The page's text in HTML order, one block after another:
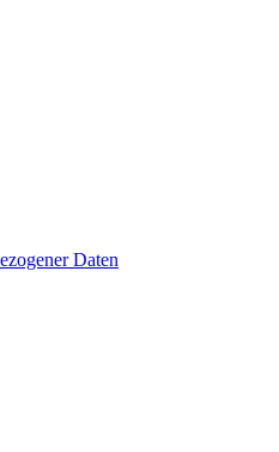
Daten